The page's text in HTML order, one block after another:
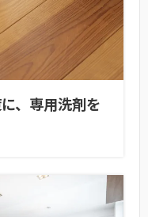
、専用洗剤を